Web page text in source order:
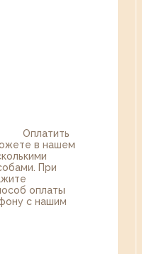
Оплатить
в нашем
При
оплаты
с нашим